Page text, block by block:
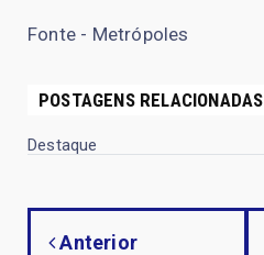
Fonte - Metrópoles
POSTAGENS RELACIONADAS
Destaque
Anterior